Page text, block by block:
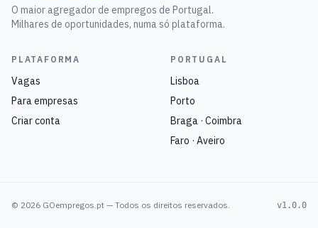
O maior agregador de empregos de Portugal.
Milhares de oportunidades, numa só plataforma.
PLATAFORMA
Vagas
Para empresas
Criar conta
PORTUGAL
Lisboa
Porto
Braga · Coimbra
Faro · Aveiro
© 2026 GOempregos.pt — Todos os direitos reservados. v1.0.0